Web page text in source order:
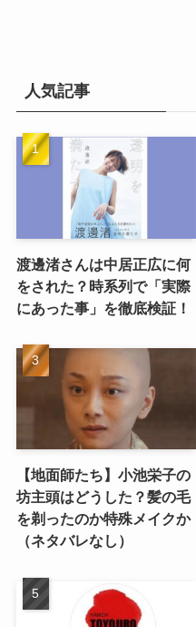
人気記事
渡邊渚さんは中居正広に何
をされた？時系列で「実際
にあった事」を徹底検証！
【地面師たち】小池栄子の
坊主頭はどうした？髪の毛
を剃ったのか特殊メイクか
（ネタバレなし）